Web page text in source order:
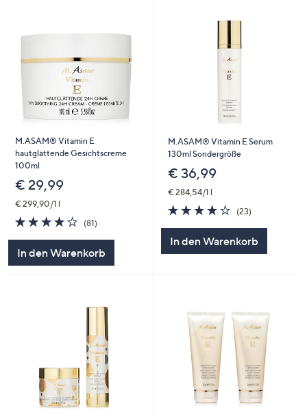
M.ASAM® Vitamin E
hautglättende Gesichtscreme
100ml
€ 29,99
€ 299,90/1 l
4.1
von
(81)81
In den Warenkorb
M.ASAM® Vitamin E Serum
130ml Sondergröße
€ 36,99
€ 284,54/1 l
4.0
von
(23)23
In den Warenkorb